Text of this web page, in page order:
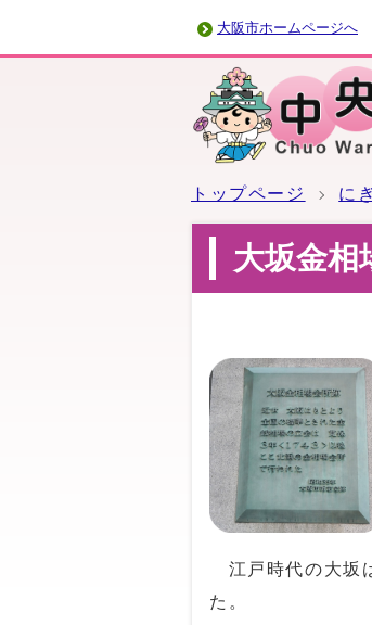
大阪市ホームページへ
トップページ に
大坂金相
江戸時代の大坂
た。